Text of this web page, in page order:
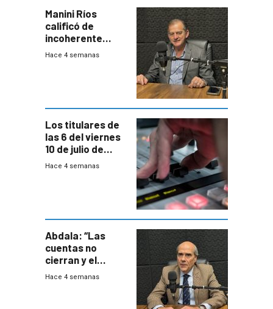
Manini Ríos
calificó de
incoherente
decisión de
Hace 4 semanas
Los titulares de
las 6 del viernes
10 de julio de
2026
Hace 4 semanas
Abdala: “Las
cuentas no
cierran y el
balance del
Hace 4 semanas